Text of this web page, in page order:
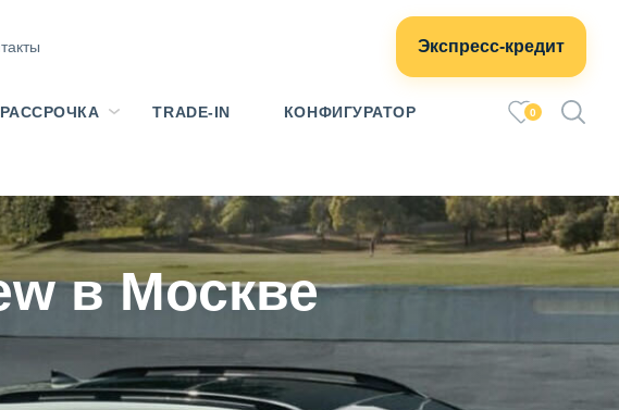
Экспресс-кредит
TRADE-IN КОНФИГУРАТОР 0
в Москве